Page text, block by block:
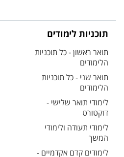
תוכניות לימודים
תואר ראשון - כל תוכניות
הלימודים
תואר שני - כל תוכניות
הלימודים
לימודי תואר שלישי -
דוקטורט
לימודי תעודה ולימודי
המשך
לימודים קדם אקדמיים -